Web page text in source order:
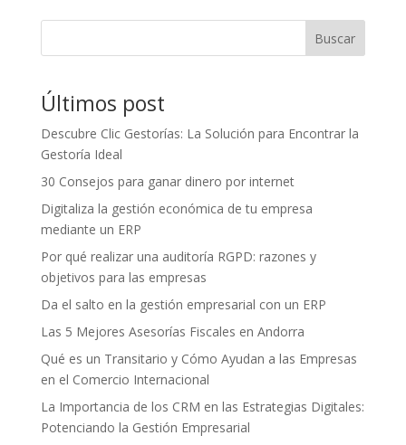
Buscar
Últimos post
Descubre Clic Gestorías: La Solución para Encontrar la
Gestoría Ideal
30 Consejos para ganar dinero por internet
Digitaliza la gestión económica de tu empresa
mediante un ERP
Por qué realizar una auditoría RGPD: razones y
objetivos para las empresas
Da el salto en la gestión empresarial con un ERP
Las 5 Mejores Asesorías Fiscales en Andorra
Qué es un Transitario y Cómo Ayudan a las Empresas
en el Comercio Internacional
La Importancia de los CRM en las Estrategias Digitales:
Potenciando la Gestión Empresarial